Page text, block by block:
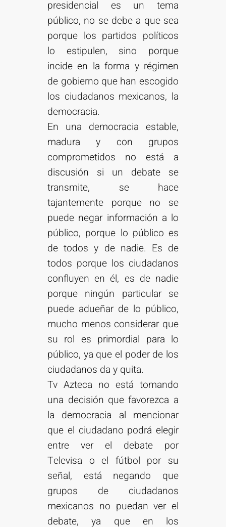
presidencial es un tema
público, no se debe a que sea
porque los partidos políticos
lo estipulen, sino porque
incide en la forma y régimen
de gobierno que han escogido
los ciudadanos mexicanos, la
democracia.
En una democracia estable,
madura y con grupos
comprometidos no está a
discusión si un debate se
transmite, se hace
tajantemente porque no se
puede negar información a lo
público, porque lo público es
de todos y de nadie. Es de
todos porque los ciudadanos
confluyen en él, es de nadie
porque ningún particular se
puede adueñar de lo público,
mucho menos considerar que
su rol es primordial para lo
público, ya que el poder de los
ciudadanos da y quita.
Tv Azteca no está tomando
una decisión que favorezca a
la democracia al mencionar
que el ciudadano podrá elegir
entre ver el debate por
Televisa o el fútbol por su
señal, está negando que
grupos de ciudadanos
mexicanos no puedan ver el
debate, ya que en los